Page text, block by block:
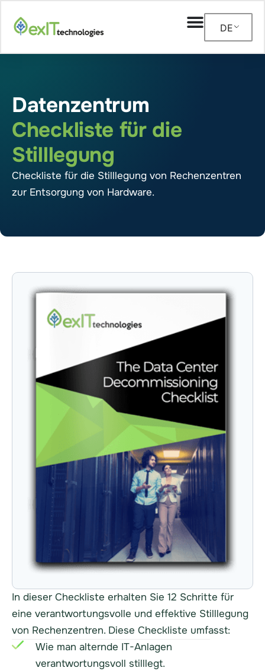
DE
Datenzentrum
Checkliste für die
Stilllegung
Checkliste für die Stilllegung von Rechenzentren
zur Entsorgung von Hardware.
In dieser Checkliste erhalten Sie 12 Schritte für
eine verantwortungsvolle und effektive Stilllegung
von Rechenzentren. Diese Checkliste umfasst:
Wie man alternde IT-Anlagen
verantwortungsvoll stilllegt.